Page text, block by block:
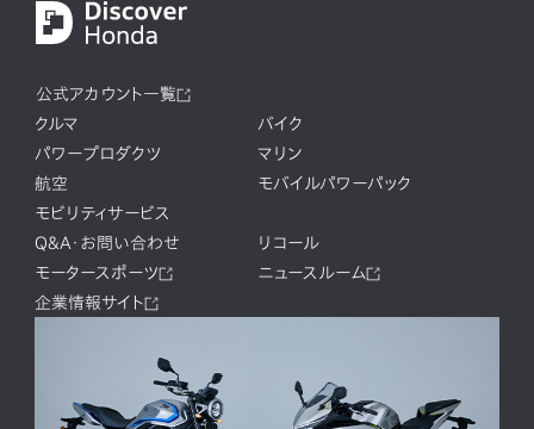
公式アカウント一覧
クルマ
バイク
パワープロダクツ
マリン
航空
モバイルパワーパック
モビリティサービス
Q&A・お問い合わせ
リコール
モータースポーツ
ニュースルーム
企業情報サイト